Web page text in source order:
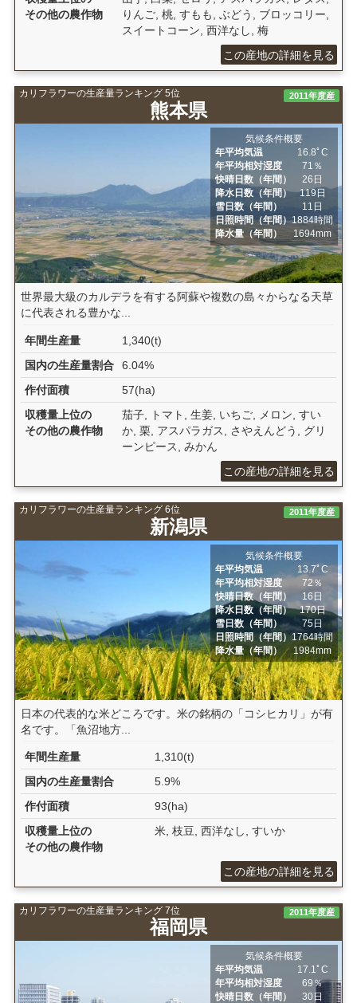
その他の農作物
りんご, 桃, すもも, ぶどう, ブロッコリー,
スイートコーン, 西洋なし, 梅
この産地の詳細を見る
カリフラワーの生産量ランキング 5位
熊本県
2011年度産
気候条件概要
年平均気温
16.8ﾟC
年平均相対湿度
71％
快晴日数（年間）
26日
降水日数（年間）
119日
雪日数（年間）
11日
日照時間（年間）1884時間
降水量（年間）
1694mm
世界最大級のカルデラを有する阿蘇や複数の島々からなる天草
に代表される豊かな...
年間生産量
1,340(t)
国内の生産量割合
6.04%
作付面積
57(ha)
収穫量上位の
その他の農作物
茄子, トマト, 生姜, いちご, メロン, すい
か, 栗, アスパラガス, さやえんどう, グリ
ーンピース, みかん
この産地の詳細を見る
カリフラワーの生産量ランキング 6位
新潟県
2011年度産
気候条件概要
年平均気温
13.7ﾟC
年平均相対湿度
72％
快晴日数（年間）
16日
降水日数（年間）
170日
雪日数（年間）
75日
日照時間（年間）1764時間
降水量（年間）
1984mm
日本の代表的な米どころです。米の銘柄の「コシヒカリ」が有
名です。「魚沼地方...
年間生産量
1,310(t)
国内の生産量割合
5.9%
作付面積
93(ha)
収穫量上位の
その他の農作物
米, 枝豆, 西洋なし, すいか
この産地の詳細を見る
カリフラワーの生産量ランキング 7位
福岡県
2011年度産
気候条件概要
年平均気温
17.1ﾟC
年平均相対湿度
69％
快晴日数（年間）
30日